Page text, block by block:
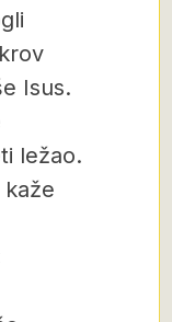
Isus.
ležao.